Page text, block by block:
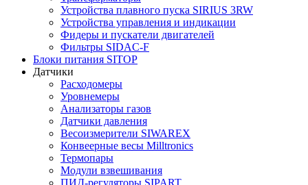
Устройства плавного пуска SIRIUS 3RW
Устройства управления и индикации
Фидеры и пускатели двигателей
Фильтры SIDAC-F
Блоки питания SITOP
Датчики
Расходомеры
Уровнемеры
Анализаторы газов
Датчики давления
Весоизмерители SIWAREX
Конвеерные весы Milltronics
Термопары
Модули взвешивания
ПИД-регуляторы SIPART